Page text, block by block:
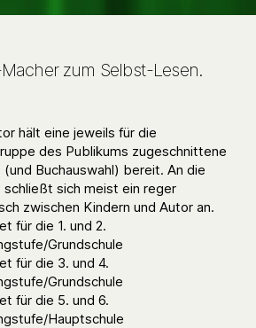
zum Selbst-Lesen.
hält eine jeweils für die
des Publikums zugeschnittene
(und Buchauswahl) bereit. An die
schließt sich meist ein reger
zwischen Kindern und Autor an.
für die 1. und 2.
Grundschule
für die 3. und 4.
Grundschule
für die 5. und 6.
Hauptschule